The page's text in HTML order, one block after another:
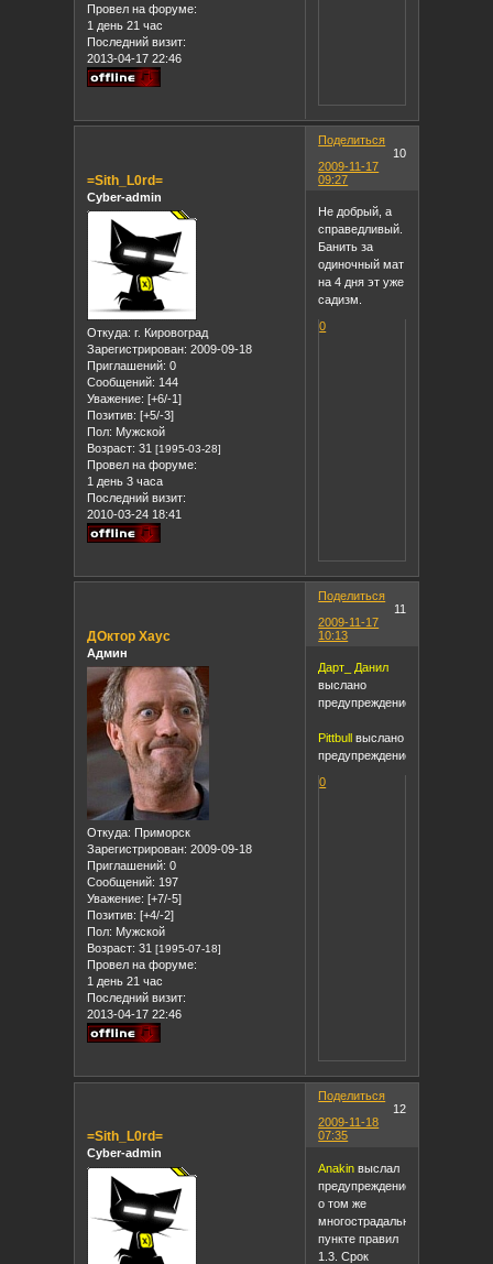
Провел на форуме:
1 день 21 час
Последний визит:
2013-04-17 22:46
Поделиться
10
2009-11-17
09:27
=Sith_L0rd=
Cyber-admin
Откуда: г. Кировоград
Зарегистрирован: 2009-09-18
Приглашений: 0
Сообщений: 144
Уважение: [+6/-1]
Позитив: [+5/-3]
Пол: Мужской
Возраст: 31[1995-03-28]
Провел на форуме:
1 день 3 часа
Последний визит:
2010-03-24 18:41
Не добрый, а
справедливый.
Банить за
одиночный мат
на 4 дня эт уже
садизм.
0
Поделиться
11
2009-11-17
10:13
ДОктор Хаус
Админ
Откуда: Приморск
Зарегистрирован: 2009-09-18
Приглашений: 0
Сообщений: 197
Уважение: [+7/-5]
Позитив: [+4/-2]
Пол: Мужской
Возраст: 31[1995-07-18]
Провел на форуме:
1 день 21 час
Последний визит:
2013-04-17 22:46
Дарт_ Данил
выслано
предупреждение.
Pittbull выслано
предупреждение.
0
Поделиться
12
2009-11-18
07:35
=Sith_L0rd=
Cyber-admin
Anakin выслал
предупреждение
о том же
многострадальном
пункте правил
1.3. Срок